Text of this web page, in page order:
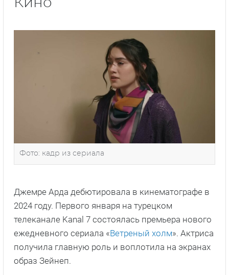
Кино
Фото: кадр из сериала
Джемре Арда дебютировала в кинематографе в
2024 году. Первого января на турецком
телеканале Kanal 7 состоялась премьера нового
ежедневного сериала «Ветреный холм». Актриса
получила главную роль и воплотила на экранах
образ Зейнеп.